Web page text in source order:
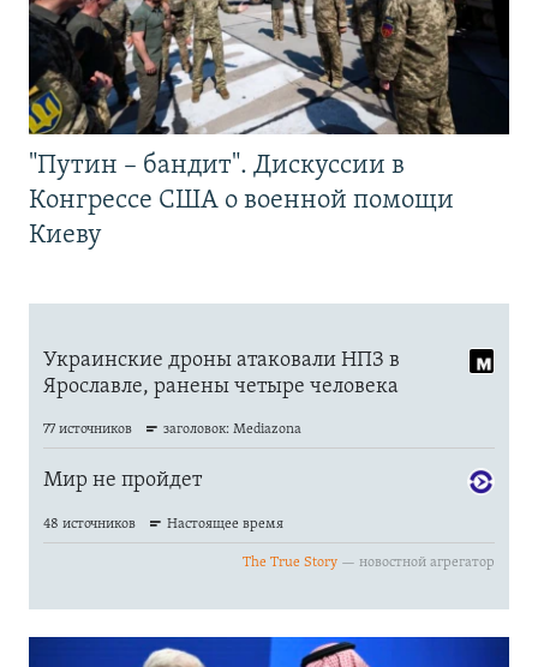
"Путин – бандит". Дискуссии в
Конгрессе США о военной помощи
Киеву